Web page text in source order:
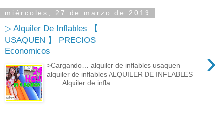
miércoles, 27 de marzo de 2019
▷ Alquiler De Inflables 【
USAQUEN 】 PRECIOS
Economicos
›
>Cargando… alquiler de inflables usaquen
alquiler de inflables ALQUILER DE INFLABLES
Alquiler de infla...